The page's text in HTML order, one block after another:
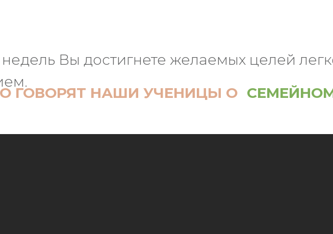
ГОВОРЯТ НАШИ УЧЕНИЦЫ О
недель Вы достигнете желаемых целей